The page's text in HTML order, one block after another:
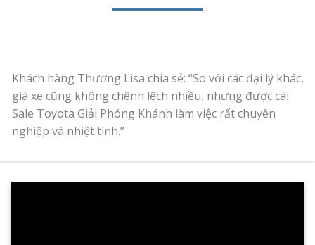
Khách hàng Thương Lisa chia sẻ: “So với các đại lý khác,
giá xe cũng không chênh lệch nhiều, nhưng được cái
Sale Toyota Giải Phóng Khánh làm việc rất chuyên
nghiệp và nhiệt tình.”